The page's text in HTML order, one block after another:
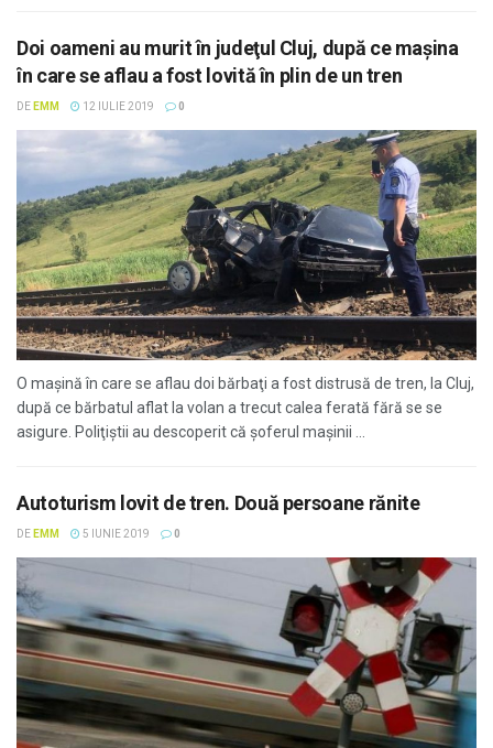
Doi oameni au murit în judeţul Cluj, după ce maşina
în care se aflau a fost lovită în plin de un tren
DE EMM 12 IULIE 2019 0
O maşină în care se aflau doi bărbaţi a fost distrusă de tren, la Cluj,
după ce bărbatul aflat la volan a trecut calea ferată fără se se
asigure. Poliţiştii au descoperit că şoferul maşinii ...
Autoturism lovit de tren. Două persoane rănite
DE EMM 5 IUNIE 2019 0